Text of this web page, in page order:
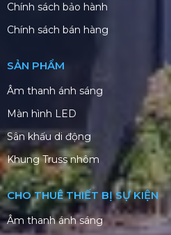
Chính sách bảo hành
Chính sách bán hàng
SẢN PHẨM
Âm thanh ánh sáng
Màn hình LED
Sân khấu di động
Khung Truss nhôm
CHO THUÊ THIẾT BỊ SỰ KIỆN
Âm thanh ánh sáng